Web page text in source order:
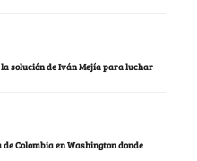
solución de Iván Mejía para luchar
Colombia en Washington donde